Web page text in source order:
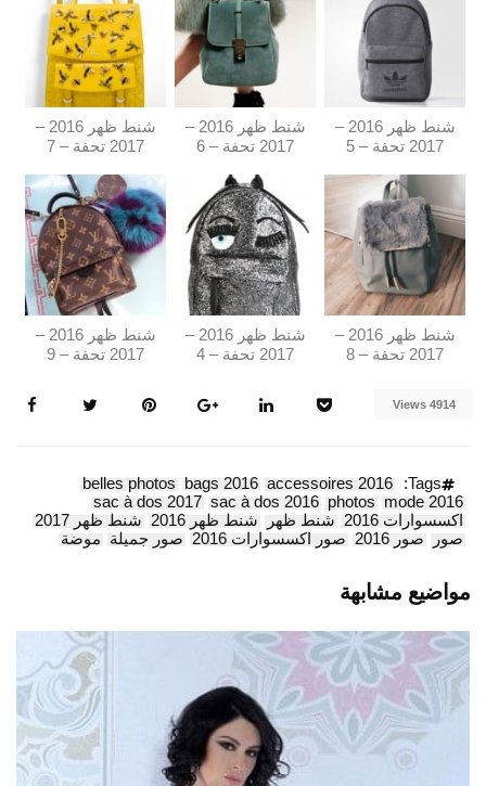
شنط ظهر 2016 –
2017 تحفة – 5
شنط ظهر 2016 –
2017 تحفة – 6
شنط ظهر 2016 –
2017 تحفة – 7
شنط ظهر 2016 –
2017 تحفة – 8
شنط ظهر 2016 –
2017 تحفة – 4
شنط ظهر 2016 –
2017 تحفة – 9
4914 Views
Tags:
accessoires 2016
bags 2016
belles photos
mode 2016
photos
sac à dos 2016
sac à dos 2017
اكسسوارات 2016
شنط ظهر شنط ظهر 2016
شنط ظهر 2017
صور
صور 2016 صور اكسسوارات 2016 صور جميلة موضة
مواضيع مشابهة